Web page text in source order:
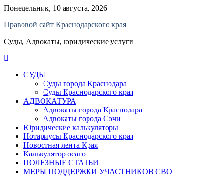
Skip
content
Понедельник, 10 августа, 2026
Правовой сайт Краснодарского края
Суды, Адвокаты, юридические услуги
СУДЫ
Суды города Краснодара
Суды Краснодарского края
АДВОКАТУРА
Адвокаты города Краснодара
Адвокаты города Сочи
Юридические калькуляторы
Нотариусы Краснодарского края
Новостная лента Края
Калькулятор осаго
ПОЛЕЗНЫЕ СТАТЬИ
МЕРЫ ПОДДЕРЖКИ УЧАСТНИКОВ СВО